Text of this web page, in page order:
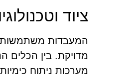
ציוד
המעבדות משתמשות
מדויקת. בין הכלים
מערכות ניתוח